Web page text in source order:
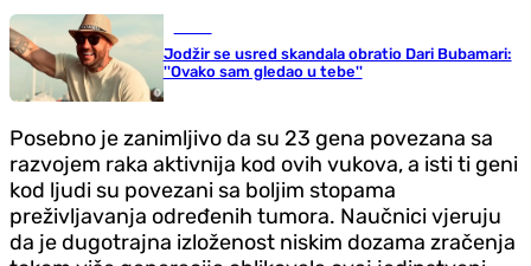
Jodžir se usred skandala obratio Dari Bubamari:
''Ovako sam gledao u tebe''
Posebno je zanimljivo da su 23 gena povezana sa
razvojem raka aktivnija kod ovih vukova, a isti ti geni
kod ljudi su povezani sa boljim stopama
preživljavanja određenih tumora. Naučnici vjeruju
da je dugotrajna izloženost niskim dozama zračenja